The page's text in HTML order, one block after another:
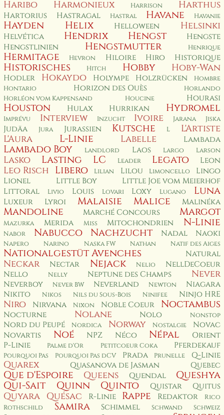
Haribo Harmonieux Harrison Harthus
Hartorius Hastragal Hastral Havane Havanie
Hayden Helix Helloween Helsinki
Helvética Hendrix Hengst
Hengste
Hengstlinien
Hengstmutter Henrique
Hermitage Hevron Hiloire Hiro Historique
Historisches Hitch Hobby Hoby-Wan
Hodler Hokaydo Holympe Holzrücken
Hombre
Hontario
Horizon des Ouès
Horlando
Horléon vom Kappensand
Houcine Hourasi
Houston Hulax Hurrikan Hydromel
Imprévu Interview Inzucht Ivoire Jarana Jiska
Judäa Jura Jurassien Kutsche L
L'Artiste
L'Aura
L-Linie Labelle Lambada
Lambado Boy Landlord Laos Largo Larson
Lasko Lasting LC Leader Legato Leon
Leo Risch Libero Lilian Lilou Limoncello
Lingo
Lionel
Little Boy
Little Joe vom Meierhof
Littoral
Livio Louis Lovari Loxy Lugano Luna
Luxeur Lyroi Malaisie Malice Malinéka
Mandoline Marché Concours Margot
Mazurka Merida Miss Mitochondrien N-Linie
Nabor Nabucco Nachzucht Nadal Naoki
Napero Narino Naska FW Nathan Natif des Aiges
Nationalgestüt Avenches Natural
Neckar Nectar Nejack Nelio
NellDeCoeur
Nello
Nelly Neptune des Champs Never
Neverboy Never BW Neverland Newton
Niagara
Nikito
Nikos Nils du Sous-Bois Ninifee Ninjo HRE
Niro Nirvana Nixon Noble Coeur Noctambus
Nocturne Nolane Nolo Nonstop
Nord du Peupé Nordica Norway Nostalgie
Novac
Novartis
Noé NPZ Néco Népal
Orient
P-Linie
Palme d'Or Petitcoeur Coka Pferdekauf
Pourquoi Pas Pourquoi Pas dCV Prada Prunelle Q-Linie
Quarex Quasanova de Jasman Quebec
Que d'Espoire Queens Quendal
Queshya
Qui-Sait
Quinn Quinto Quistar Quitus
Quyara Quésac R-Linie Rappe Redaktor
Rico
Rothschild
Samira Schimmel Schwand Schweiz